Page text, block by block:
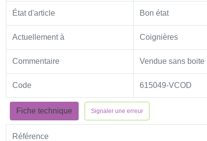
État d'article Bon état
Actuellement à Coignières
Commentaire Vendue sans boite
Code 615049-VCOD
Fiche technique Signaler une erreur
Référence